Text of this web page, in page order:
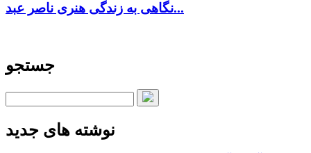
نگاهی به زندگی هنری ناصر عبد...
جستجو
نوشته های جدید